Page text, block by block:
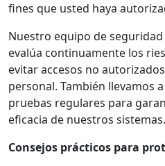
fines que usted haya
Nuestro equipo de
evalúa continuamente los
evitar accesos no
personal. También llevamos
pruebas regulares para
eficacia de nuestros sistemas.
Consejos prácticos para